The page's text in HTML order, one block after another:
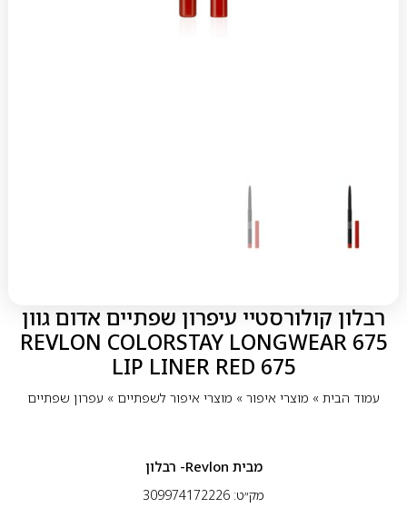
רבלון קולורסטיי עיפרון שפתיים אדום גוון
675 REVLON COLORSTAY LONGWEAR
LIP LINER RED 675
עמוד הבית» מוצרי איפור» מוצרי איפור לשפתיים» עפרון שפתיים
מבית Revlon- רבלון
מק״ט: 309974172226